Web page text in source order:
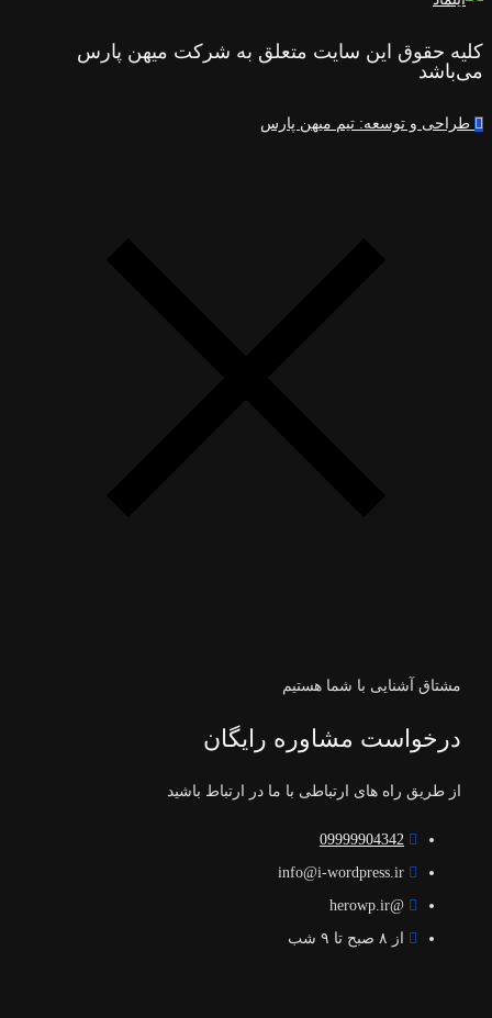
کلیه حقوق این سایت متعلق به شرکت میهن پارس
می‌باشد
طراحی و توسعه: تیم میهن پارس
مشتاق آشنایی با شما هستیم
درخواست مشاوره رایگان
از طریق راه های ارتباطی با ما در ارتباط باشید
09999904342
info@i-wordpress.ir
@herowp.ir
از ۸ صبح تا ۹ شب